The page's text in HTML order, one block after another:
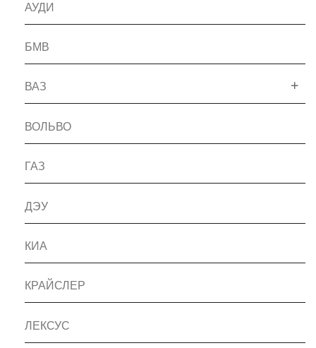
АУДИ
БМВ
ВАЗ
ВОЛЬВО
ГАЗ
ДЭУ
КИА
КРАЙСЛЕР
ЛЕКСУС